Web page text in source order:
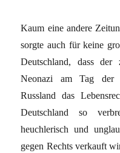
Kaum eine andere
sorgte auch für keine
Deutschland, dass der
Neonazi am Tag der
Russland das
Deutschland so
heuchlerisch und
gegen Rechts verkauft